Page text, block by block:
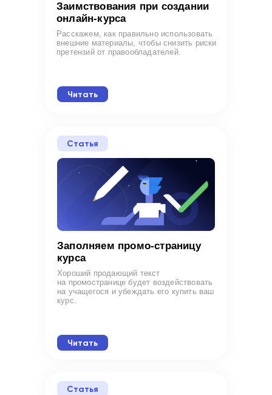
Читать
Заполняем промо-страницу
курса
Статья
Хороший продающий текст
на промостранице будет воздействовать
на учащегося и убеждать его купить ваш
курс.
Заимствования при создании
онлайн-курса
Читать
Расскажем, как правильно использовать
внешние материалы, чтобы снизить риски
претензий от правообладателей.
Статья